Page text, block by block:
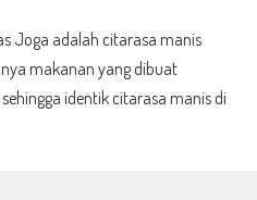
Joga adalah citarasa manis
makanan yang dibuat
identik citarasa manis di